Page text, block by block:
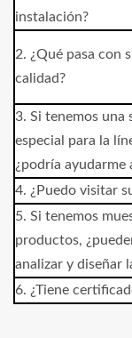
instalación?
2. ¿Qué pasa con
calidad?
3. Si tenemos una
especial para la
¿podría ayudarme
4. ¿Puedo visitar
5. Si tenemos
productos,
analizar y diseñar
6. ¿Tiene